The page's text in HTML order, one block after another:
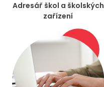
Adresář škol a školských
zařízení